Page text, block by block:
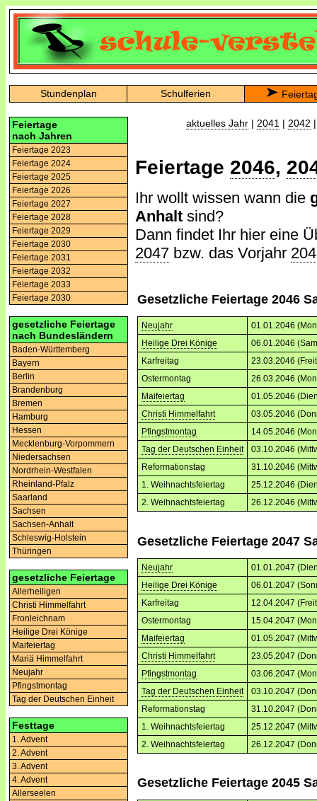
Stundenplan Schulferien
Feiertage
nach Jahren
Feiertage 2023
Feiertage 2024
Feiertage 2025
Feiertage 2026
Feiertage 2027
Feiertage 2028
Feiertage 2029
Feiertage 2030
Feiertage 2031
Feiertage 2032
Feiertage 2033
Feiertage 2030
gesetzliche Feiertage
nach Bundesländern
Baden-Württemberg
Bayern
Berlin
Brandenburg
Bremen
Hamburg
Hessen
Mecklenburg-Vorpommern
Niedersachsen
Nordrhein-Westfalen
Rheinland-Pfalz
Saarland
Sachsen
Sachsen-Anhalt
Schleswig-Holstein
Thüringen
gesetzliche Feiertage
Allerheiligen
Christi Himmelfahrt
Fronleichnam
Heilige Drei Könige
Maifeiertag
Mariä Himmelfahrt
Neujahr
Pfingstmontag
Tag der Deutschen Einheit
Festtage
1. Advent
2. Advent
3. Advent
4. Advent
Allerseelen
aktuelles Jahr | 2041 | 2042
Feiertage 2046,
Ihr wollt wissen wann die
Anhalt sind?
Dann findet Ihr hier eine
2047 bzw. das Vorjahr
Gesetzliche Feiertage 2046
Neujahr
01.01.2046
Heilige Drei Könige
06.01.2046
Karfreitag
23.03.2046
Ostermontag
26.03.2046
Maifeiertag
01.05.2046
Christi Himmelfahrt
03.05.2046
Pfingstmontag
14.05.2046
Tag der Deutschen Einheit
03.10.2046
Reformationstag
31.10.2046
1. Weihnachtsfeiertag
25.12.2046
2. Weihnachtsfeiertag
26.12.2046
Gesetzliche Feiertage 2047
Neujahr
01.01.2047
Heilige Drei Könige
06.01.2047
Karfreitag
12.04.2047
Ostermontag
15.04.2047
Maifeiertag
01.05.2047
Christi Himmelfahrt
23.05.2047
Pfingstmontag
03.06.2047
Tag der Deutschen Einheit
03.10.2047
Reformationstag
31.10.2047
1. Weihnachtsfeiertag
25.12.2047
2. Weihnachtsfeiertag
26.12.2047
Gesetzliche Feiertage 2045